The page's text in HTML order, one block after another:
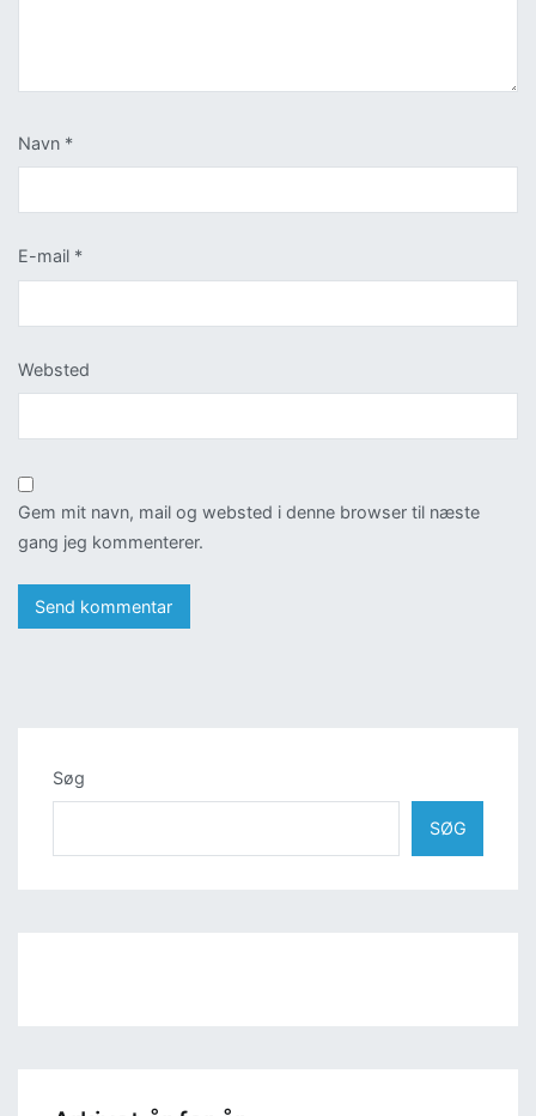
Navn *
E-mail *
Websted
Gem mit navn, mail og websted i denne browser til næste
gang jeg kommenterer.
Søg
SØG